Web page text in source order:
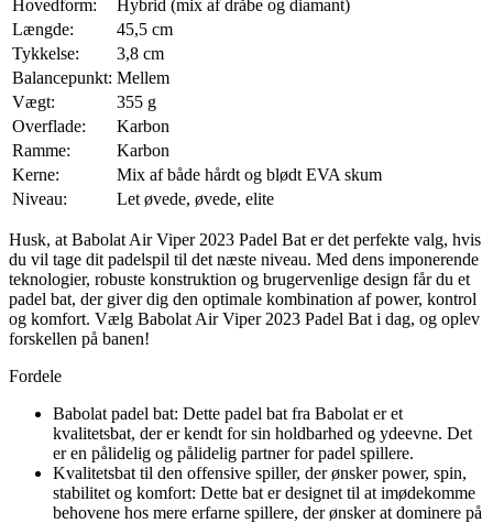
Hovedform:
Hybrid (mix af dråbe og diamant)
Længde:
45,5 cm
Tykkelse:
3,8 cm
Balancepunkt: Mellem
Vægt:
355 g
Overflade:
Karbon
Ramme:
Karbon
Kerne:
Mix af både hårdt og blødt EVA skum
Niveau:
Let øvede, øvede, elite
Husk, at Babolat Air Viper 2023 Padel Bat er det perfekte valg, hvis
du vil tage dit padelspil til det næste niveau. Med dens imponerende
teknologier, robuste konstruktion og brugervenlige design får du et
padel bat, der giver dig den optimale kombination af power, kontrol
og komfort. Vælg Babolat Air Viper 2023 Padel Bat i dag, og oplev
forskellen på banen!
Fordele
Babolat padel bat: Dette padel bat fra Babolat er et
kvalitetsbat, der er kendt for sin holdbarhed og ydeevne. Det
er en pålidelig og pålidelig partner for padel spillere.
Kvalitetsbat til den offensive spiller, der ønsker power, spin,
stabilitet og komfort: Dette bat er designet til at imødekomme
behovene hos mere erfarne spillere, der ønsker at dominere på